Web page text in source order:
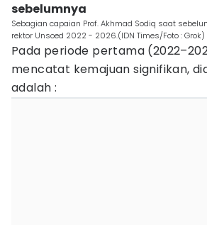
sebelumnya
Sebagian capaian Prof. Akhmad Sodiq saat
rektor Unsoed 2022 - 2026.(IDN Times/Foto : Grok)
Pada periode pertama
mencatat kemajuan signifikan,
adalah :